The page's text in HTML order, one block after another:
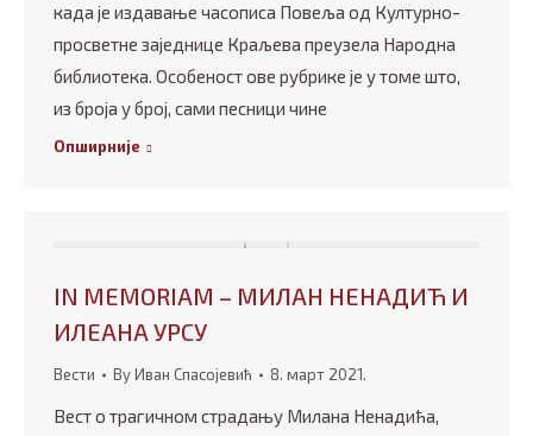
када је издавање часописа Повеља од Културно-
просветне заједнице Краљева преузела Народна
библиотека. Особеност ове рубрике је у томе што,
из броја у број, сами песници чине
Опширније
IN MEMORIAM – МИЛАН НЕНАДИЋ И
ИЛЕАНА УРСУ
Вести ByИван Спасојевић 8. март 2021.
Вест о трагичном страдању Милана Ненадића,